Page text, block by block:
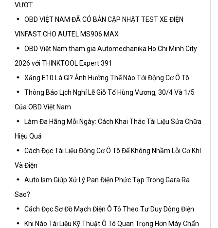
VƯỢT
OBD VIỆT NAM ĐÃ CÓ BẢN CẬP NHẬT TEST XE ĐIỆN
VINFAST CHO AUTEL MS906 MAX
OBD Việt Nam tham gia Automechanika Ho Chi Minh City
2026 với THINKTOOL Expert 391
Xăng E10 Là Gì? Ảnh Hưởng Thế Nào Tới Động Cơ Ô Tô
Thông Báo Lịch Nghỉ Lễ Giỗ Tổ Hùng Vương, 30/4 Và 1/5
Của OBD Việt Nam
Làm Đa Hãng Mỗi Ngày: Cách Khai Thác Tài Liệu Sửa Chữa
Hiệu Quả
Cách Đọc Tài Liệu Động Cơ Ô Tô Để Không Nhầm Lỗi Cơ Khí
Và Điện
Auto Ism Giúp Xử Lý Pan Điện Phức Tạp Trong Gara Ra
Sao?
Cách Đọc Sơ Đồ Mạch Điện Ô Tô Theo Tư Duy Dòng Điện
Khi Nào Tài Liệu Kỹ Thuật Ô Tô Quan Trọng Hơn Máy Chẩn